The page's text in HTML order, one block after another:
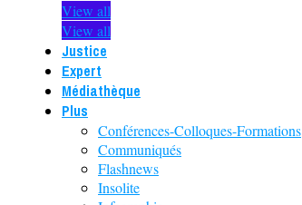
View all
View all
Justice
Expert
Médiathèque
Plus
Conférences-Colloques-Formations
Communiqués
Flashnews
Insolite